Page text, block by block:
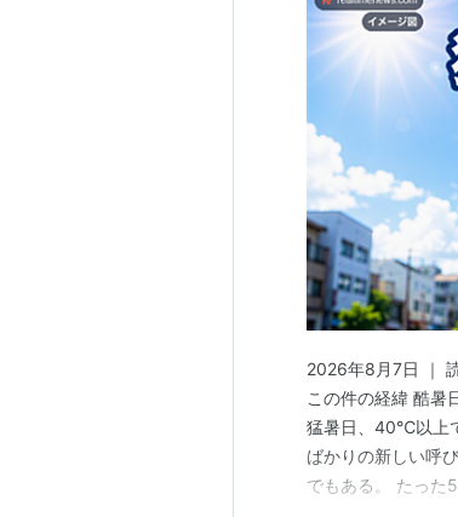
2026年8月7日 ｜
この件の経緯 酷
猛暑日、40℃以上
ばかりの新しい呼
でもある。 たった